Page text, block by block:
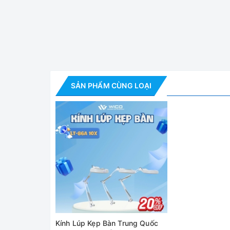
liên quan đến kỹ thuật như: làm bo mạch điện
các ngành và lĩnh vực khác nhau.
- Ánh sáng của kính lúp kẹp bàn phù hợp đối
kính lúp hướng ánh sáng xuống trực tiếp vật
- Thân đèn kính lúp được chế tạo từ thép sơn
giúp người dùng có thể sử dụng một cách thoải
Thông số kỹ thuật
Model LT-86G
Độ phóng đại 10 lần
SẢN PHẨM CÙNG LOẠI
Kính Lúp Kẹp Bàn Trung Quốc